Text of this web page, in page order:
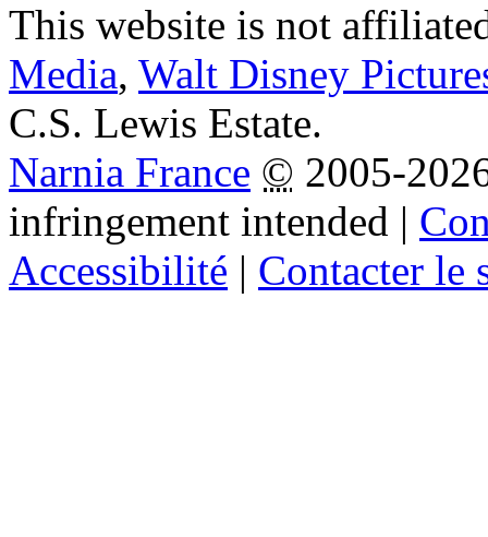
This website is not
Media, Walt Disney
C.S. Lewis Estate.
Narnia France © 2005-
infringement intended |
Accessibilité | Contacter le